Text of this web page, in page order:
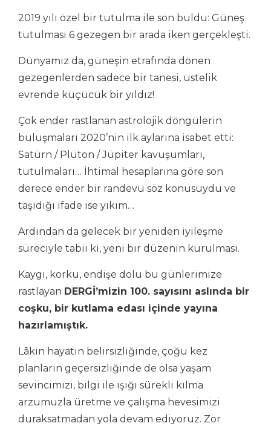
2019 yılı özel bir tutulma ile son buldu: Güneş
tutulması 6 gezegen bir arada iken gerçekleşti.
Dünyamız da, güneşin etrafında dönen
gezegenlerden sadece bir tanesi, üstelik
evrende küçücük bir yıldız!
Çok ender rastlanan astrolojik döngülerin
buluşmaları 2020’nin ilk aylarına isabet etti:
Satürn / Plüton / Jüpiter kavuşumları,
tutulmaları… İhtimal hesaplarına göre son
derece ender bir randevu söz konusuydu ve
taşıdığı ifade ise yıkım…
Ardından da gelecek bir yeniden iyileşme
süreciyle tabii ki, yeni bir düzenin kurulması.
Kaygı, korku, endişe dolu bu günlerimize
rastlayan DERGİ’mizin 100. sayısını aslında bir
coşku, bir kutlama edası içinde yayına
hazırlamıştık.
Lâkin hayatın belirsizliğinde, çoğu kez
planların geçersizliğinde de olsa yaşam
sevincimizi, bilgi ile ışığı sürekli kılma
arzumuzla üretme ve çalışma hevesimizi
duraksatmadan yola devam ediyoruz. Zor